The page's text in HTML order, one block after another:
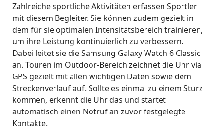
Zahlreiche sportliche Aktivitäten erfassen Sportler
mit diesem Begleiter. Sie können zudem gezielt in
dem für sie optimalen Intensitätsbereich trainieren,
um ihre Leistung kontinuierlich zu verbessern.
Dabei leitet sie die Samsung Galaxy Watch 6 Classic
an. Touren im Outdoor-Bereich zeichnet die Uhr via
GPS gezielt mit allen wichtigen Daten sowie dem
Streckenverlauf auf. Sollte es einmal zu einem Sturz
kommen, erkennt die Uhr das und startet
automatisch einen Notruf an zuvor festgelegte
Kontakte.